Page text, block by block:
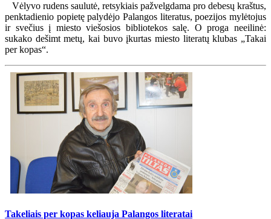
Vėlyvo rudens saulutė, retsykiais pažvelgdama pro debesų kraštus,
penktadienio popietę palydėjo Palangos literatus, poezijos mylėtojus
ir svečius į miesto viešosios bibliotekos salę. O proga neeilinė:
sukako dešimt metų, kai buvo įkurtas miesto literatų klubas „Takai
per kopas“.
Takeliais per kopas keliauja Palangos literatai